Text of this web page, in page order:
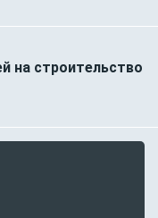
на строительство